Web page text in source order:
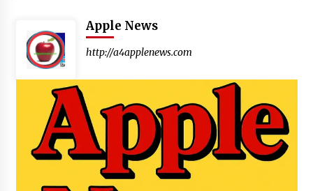
Apple News
http://a4applenews.com